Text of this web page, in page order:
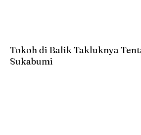
Tokoh di Balik Takluknya
Sukabumi